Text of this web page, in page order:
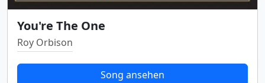
You're The One
Roy Orbison
Song ansehen